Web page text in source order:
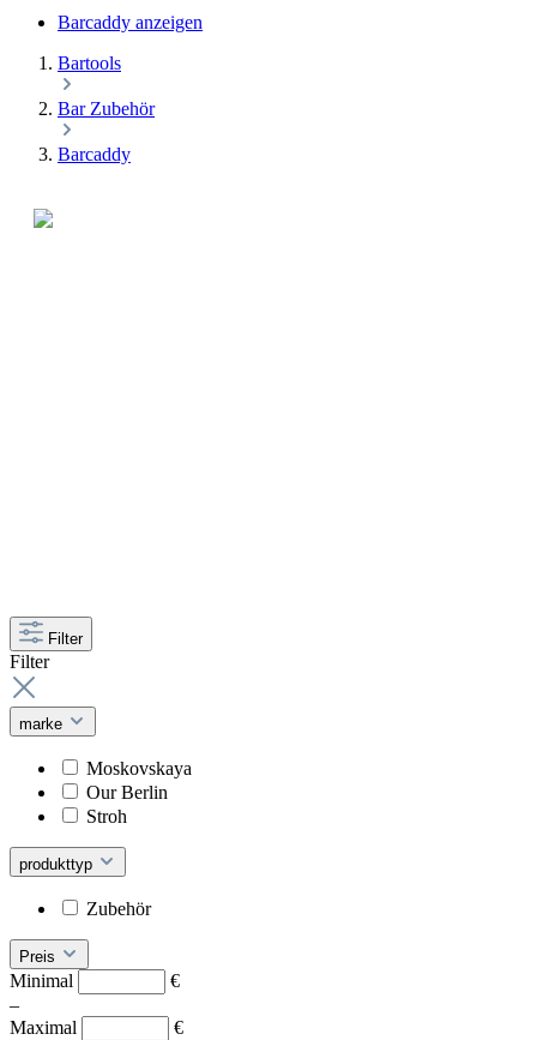
Barcaddy anzeigen
Bartools
Bar Zubehör
Barcaddy
Filter
Filter
marke
Moskovskaya
Our Berlin
Stroh
produkttyp
Zubehör
Preis
Minimal
€
–
Maximal
€